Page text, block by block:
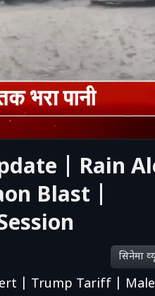
| Rain
Blast |
सिनेमा
| Trump Tariff |